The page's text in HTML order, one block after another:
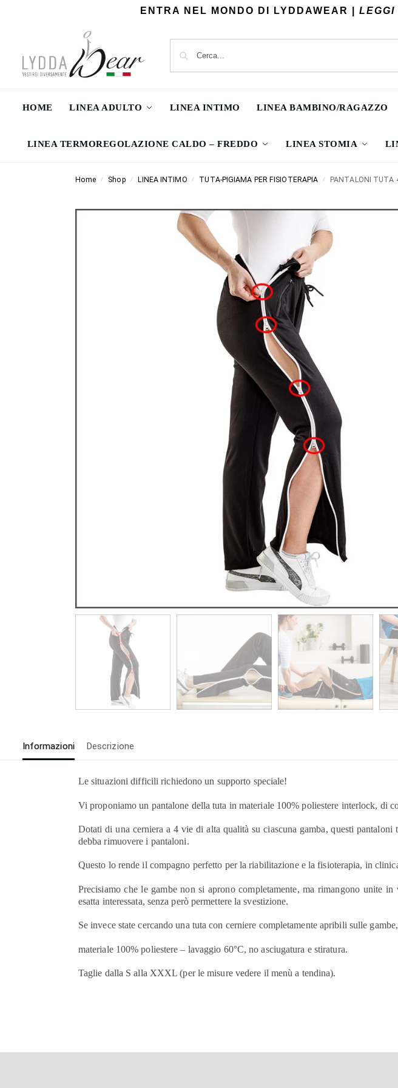
ENTRA NEL MONDO DI LYDDAWEAR | LEGGI
HOME LINEA ADULTO LINEA INTIMO LINEA BAMBINO/RAGAZZO
LINEA TERMOREGOLAZIONE CALDO – FREDDO LINEA STOMIA
Home / Shop / LINEA INTIMO / TUTA-PIGIAMA PER FISIOTERAPIA / PANTALONI TUTA
Informazioni Descrizione
Le situazioni difficili richiedono un supporto speciale!
Vi proponiamo un pantalone della tuta in materiale 100% poliestere interlock, di
Dotati di una cerniera a 4 vie di alta qualità su ciascuna gamba, questi
debba rimuovere i pantaloni.
Questo lo rende il compagno perfetto per la riabilitazione e la fisioterapia, in
Precisiamo che le gambe non si aprono completamente, ma rimangono unite
esatta interessata, senza però permettere la svestizione.
Se invece state cercando una tuta con cerniere completamente apribili sulle
materiale 100% poliestere – lavaggio 60°C, no asciugatura e stiratura.
Taglie dalla S alla XXXL (per le misure vedere il menù a tendina).